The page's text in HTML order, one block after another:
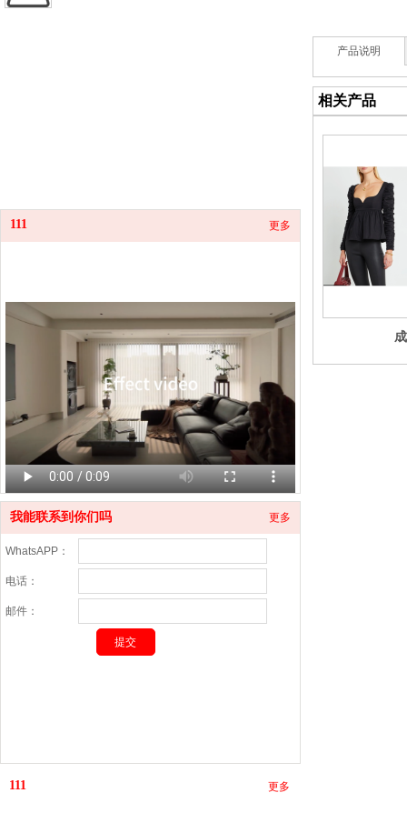
111 更多
我能联系到你们吗 更多
WhatsAPP：
电话：
邮件：
111 更多
我们注重客户的需求和意见，努力为客户提供满意的产品和
服务。我们与客户保持密切的沟通，及时解决客户的问题和
产品说明
相关产品